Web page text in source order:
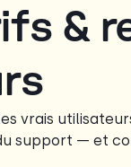
&
vrais
support — et